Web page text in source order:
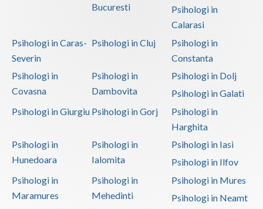
Bucuresti
Psihologi in
Calarasi
Psihologi in Caras-
Severin
Psihologi in Cluj
Psihologi in
Constanta
Psihologi in
Covasna
Psihologi in
Dambovita
Psihologi in Dolj
Psihologi in Galati
Psihologi in Giurgiu Psihologi in Gorj
Psihologi in
Harghita
Psihologi in
Hunedoara
Psihologi in
Ialomita
Psihologi in Iasi
Psihologi in Ilfov
Psihologi in
Maramures
Psihologi in
Mehedinti
Psihologi in Mures
Psihologi in Neamt